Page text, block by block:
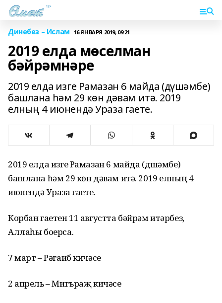
Динебез – Ислам 16 ЯНВАРЯ 2019, 09:21
2019 елда мөселман
бәйрәмнәре
2019 елда изге Рамазан 6 майда (дүшәмбе)
башлана һәм 29 көн дәвам итә. 2019
елның 4 июнендә Ураза гаете.
2019 елда изге Рамазан 6 майда (дүшәмбе)
башлана һәм 29 көн дәвам итә. 2019 елның 4
июнендә Ураза гаете.
Корбан гаетен 11 августта бәйрәм итәрбез,
Аллаһы боерса.
7 март – Рәгаиб кичәсе
2 апрель – Мигъраҗ кичәсе